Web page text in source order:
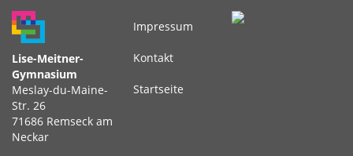
Lise-Meitner-
Gymnasium
Meslay-du-Maine-
Str. 26
71686 Remseck am
Neckar
Fußbereichsmenü
Impressum
Kontakt
Startseite